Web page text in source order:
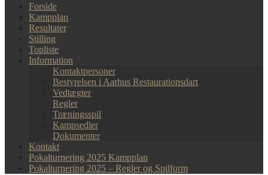
Forside
Kampplan
Resultater
Stilling
Topliste
Information
Kontaktpersoner
Bestyrelsen i Aarhus Restaurationsdart
Vedtægter
Regler
Træningsspil
Kampsedler
Dokumenter
Kontakt
Pokalturnering 2025 Kampplan
Pokalturnering 2025 – Regler og Spilform